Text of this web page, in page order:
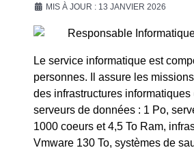
MIS À JOUR : 13 JANVIER 2026
Responsable
Le service informatique est
personnes. Il assure les
des infrastructures informatiques
serveurs de données : 1 Po,
1000 coeurs et 4,5 To Ram,
Vmware 130 To, systèmes de